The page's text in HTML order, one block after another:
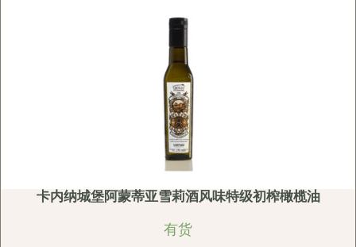
卡内纳城堡阿蒙蒂亚雪莉酒风味特级初榨橄榄油
有货